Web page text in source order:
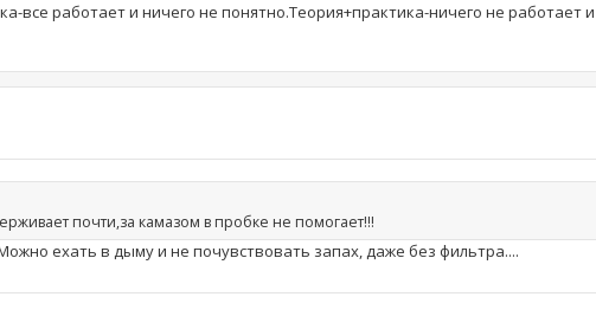
все работает и ничего не понятно.Теория+практика-ничего не работает и
почти,за камазом в пробке не помогает!!!
ехать в дыму и не почувствовать запах, даже без фильтра....